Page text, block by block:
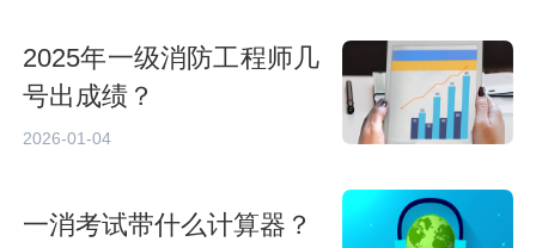
2025年一级消防工程师几
号出成绩？
2026-01-04
一消考试带什么计算器？